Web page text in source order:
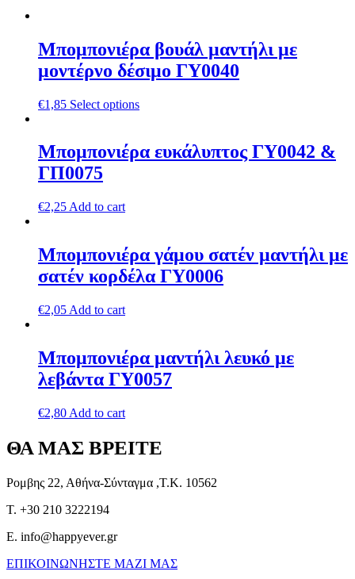
Μπομπονιέρα βουάλ μαντήλι με
μοντέρνο δέσιμο ΓΥ0040
€1,85 Select options
Μπομπονιέρα ευκάλυπτος ΓΥ0042 &
ΓΠ0075
€2,25 Add to cart
Μπομπονιέρα γάμου σατέν μαντήλι με
σατέν κορδέλα ΓΥ0006
€2,05 Add to cart
Μπομπονιέρα μαντήλι λευκό με
λεβάντα ΓΥ0057
€2,80 Add to cart
ΘΑ ΜΑΣ ΒΡΕΙΤΕ
Ρομβης 22, Αθήνα-Σύνταγμα ,Τ.Κ. 10562
T. +30 210 3222194
E. info@happyever.gr
ΕΠΙΚΟΙΝΩΝΗΣΤΕ ΜΑΖΙ ΜΑΣ